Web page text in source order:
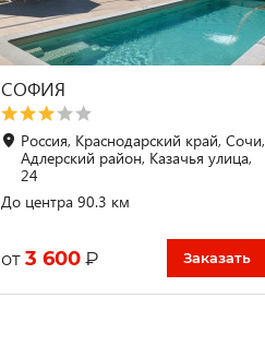
СОФИЯ
Россия, Краснодарский край, Сочи,
Адлерский район, Казачья улица,
24
До центра 90.3 км
от3 600 ₽ Заказать